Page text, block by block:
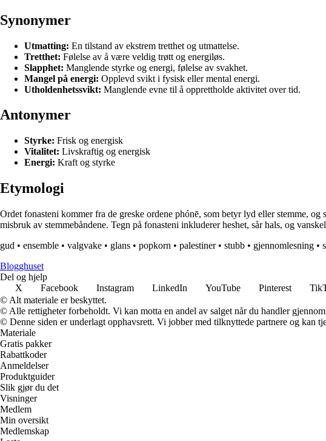
Synonymer
Utmatting: En tilstand av ekstrem tretthet og utmattelse.
Tretthet: Følelse av å være veldig trøtt og energiløs.
Slapphet: Manglende styrke og energi, følelse av svakhet.
Mangel på energi: Opplevd svikt i fysisk eller mental energi.
Utholdenhetssvikt: Manglende evne til å opprettholde aktivitet over tid.
Antonymer
Styrke: Frisk og energisk
Vitalitet: Livskraftig og energisk
Energi: Kraft og styrke
Etymologi
Ordet fonasteni kommer fra de greske ordene phónē, som betyr lyd eller stemme,
misbruk av stemmebåndene. Tegn på fonasteni inkluderer heshet, sår hals, og
gud • ensemble • valgvake • glans • popkorn • palestiner• stubb • gjennomlesning •
Blogghuset
Del og hjelp
X
Facebook Instagram LinkedIn YouTube Pinterest
© Alt materiale er beskyttet.
© Alle rettigheter forbeholdt. Vi kan motta en andel av salget når du handler gjennom
© Denne siden er underlagt opphavsrett. Vi jobber med tilknyttede partnere og kan
Materiale
Gratis pakker
Rabattkoder
Anmeldelser
Produktguider
Slik gjør du det
Visninger
Medlem
Min oversikt
Medlemskap